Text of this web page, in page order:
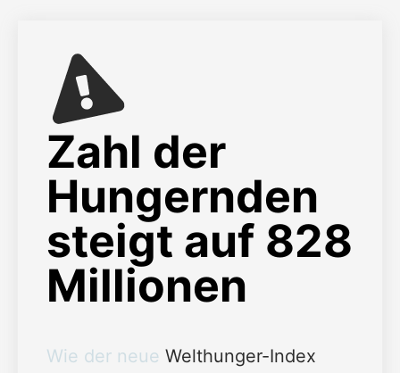
Zahl der
Hungernden
steigt auf 828
Millionen
Wie der neue Welthunger-Index